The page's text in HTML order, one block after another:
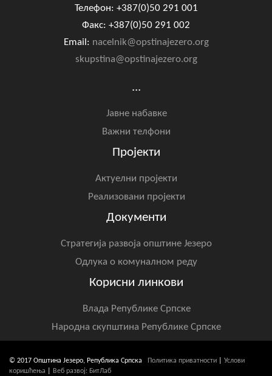
Телефон: +387(0)50 291 001
Факс: +387(0)50 291 002
Email: nacelnik@opstinajezero.org
skupstina@opstinajezero.org
...
Јавне набавке
Важни телфони
Пројекти
Актуелни пројекти
Реализовани пројекти
Документи
Стратегија развоја општине Језеро
Одлука о комуналном реду
Корисни линкови
Влада Републике Српске
Народна скупштина Републике Српске
© 2017 Општина Језеро, Република Српска Политика приватности
Услови
коришћења
Веб развој: БитЛаб